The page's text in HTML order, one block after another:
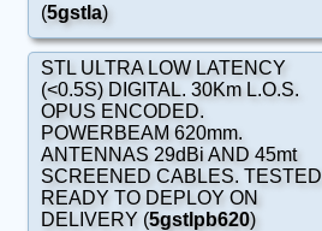
(5gstla)
STL ULTRA LOW LATENCY
(<0.5S) DIGITAL. 30Km L.O.S.
OPUS ENCODED.
POWERBEAM 620mm.
ANTENNAS 29dBi AND 45mt
SCREENED CABLES. TESTED
READY TO DEPLOY ON
DELIVERY (5gstlpb620)